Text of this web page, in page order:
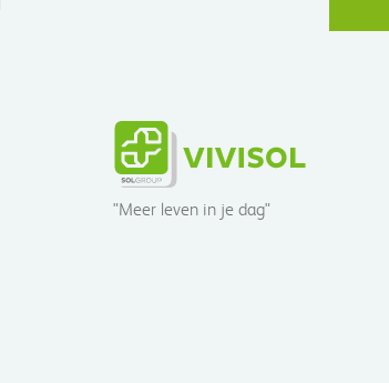
"Meer leven in je dag"